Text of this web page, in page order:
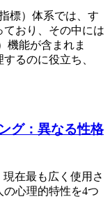
標）体系では、す
おり、その中には
機能が含まれま
るのに役立ち、
グ：異なる性格
現在最も広く使用さ
心理的特性を4つ